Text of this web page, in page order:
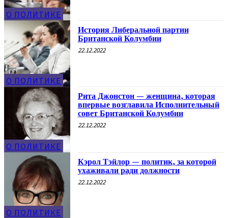
О ПОЛИТИКЕ
О ПОЛИТИКЕ
История Либеральной партии
Британской Колумбии
22.12.2022
О ПОЛИТИКЕ
Рита Джонстон — женщина, которая
впервые возглавила Исполнительный
совет Британской Колумбии
22.12.2022
О ПОЛИТИКЕ
Кэрол Тэйлор — политик, за которой
ухаживали ради должности
22.12.2022